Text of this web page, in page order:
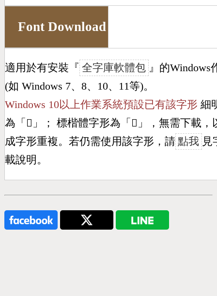
Font Download
適用於有安裝『 全字庫軟體包 』的Windows
(如 Windows 7、8、10、11等)。
Windows 10以上作業系統預設已有該字形 細
為「 𣏬 」； 標楷體字形為「 𣏬 」，無需下載，
成字形重複。若仍需使用該字形，請 點我 見
載說明。